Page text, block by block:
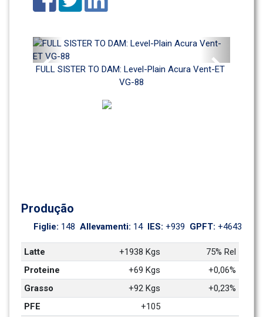
FULL SISTER TO DAM: Level-Plain Acura Vent-ET
VG-88
Previous Next
Produção
Figlie: 148 Allevamenti: 14 IES: +939 GPFT: +4643
Latte +1938 Kgs
75% Rel
Proteine
+69 Kgs
+0,06%
Grasso
+92 Kgs
+0,23%
PFE
+105